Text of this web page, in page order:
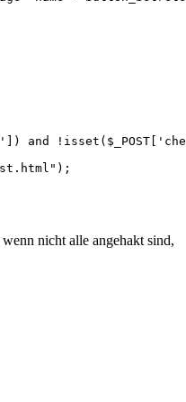
nicht alle angehakt sind,